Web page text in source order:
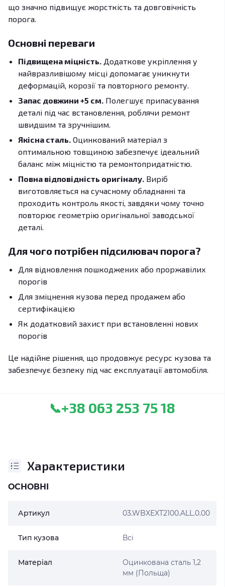
що значно підвищує жорсткість та довговічність
порога.
Основні переваги
Підвищена міцність. Додаткове укріплення у
найвразливішому місці допомагає уникнути
деформацій, корозії та повторного ремонту.
Запас довжини +5 см. Полегшує припасування
деталі під час встановлення, роблячи ремонт
швидшим та зручнішим.
Якісна сталь. Оцинкований матеріал з
оптимальною товщиною забезпечує ідеальний
баланс між міцністю та ремонтопридатністю.
Повна відповідність оригіналу. Виріб
виготовляється на сучасному обладнанні та
проходить контроль якості, завдяки чому точно
повторює геометрію оригінальної заводської
деталі.
Для чого потрібен підсилювач порога?
Для відновлення пошкоджених або проржавілих
порогів
Для зміцнення кузова перед продажем або
сертифікацією
Як додатковий захист при встановленні нових
порогів
Це надійне рішення, що продовжує ресурс кузова та
забезпечує безпеку під час експлуатації автомобіля.
📞+38 063 253 75 18
Характеристики
ОСНОВНІ
Артикул 03.WBXEXT2100.ALL.0.00
Тип кузова Всі
Матеріал
Оцинкована сталь 1,2
мм (Польща)